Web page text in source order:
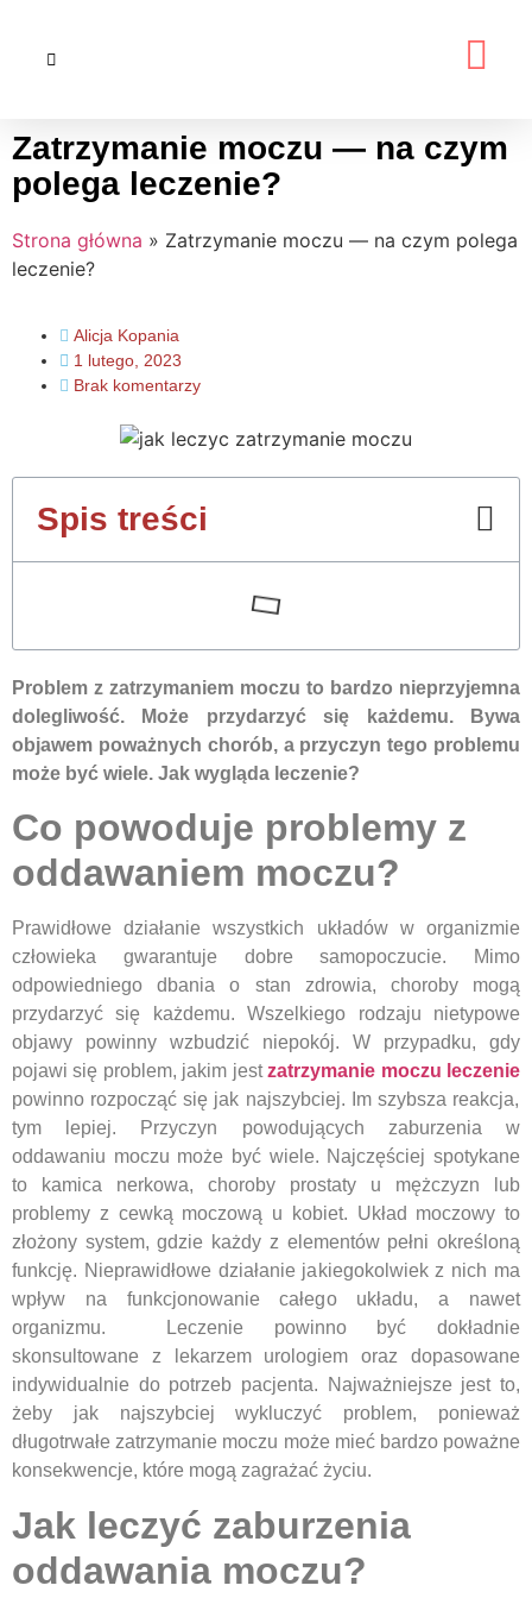
Zatrzymanie moczu — na czym
polega leczenie?
Strona główna » Zatrzymanie moczu — na czym polega
leczenie?
Alicja Kopania
1 lutego, 2023
Brak komentarzy
Spis treści
Problem z zatrzymaniem moczu to bardzo nieprzyjemna
dolegliwość. Może przydarzyć się każdemu. Bywa
objawem poważnych chorób, a przyczyn tego problemu
może być wiele. Jak wygląda leczenie?
Co powoduje problemy z
oddawaniem moczu?
Prawidłowe działanie wszystkich układów w organizmie
człowieka gwarantuje dobre samopoczucie. Mimo
odpowiedniego dbania o stan zdrowia, choroby mogą
przydarzyć się każdemu. Wszelkiego rodzaju nietypowe
objawy powinny wzbudzić niepokój. W przypadku, gdy
pojawi się problem, jakim jestzatrzymanie moczu leczenie
powinno rozpocząć się jak najszybciej. Im szybsza reakcja,
tym lepiej. Przyczyn powodujących zaburzenia w
oddawaniu moczu może być wiele. Najczęściej spotykane
to kamica nerkowa, choroby prostaty u mężczyzn lub
problemy z cewką moczową u kobiet. Układ moczowy to
złożony system, gdzie każdy z elementów pełni określoną
funkcję. Nieprawidłowe działanie jakiegokolwiek z nich ma
wpływ na funkcjonowanie całego układu, a nawet
organizmu. Leczenie powinno być dokładnie
skonsultowane z lekarzem urologiem oraz dopasowane
indywidualnie do potrzeb pacjenta. Najważniejsze jest to,
żeby jak najszybciej wykluczyć problem, ponieważ
długotrwałe zatrzymanie moczu może mieć bardzo poważne
konsekwencje, które mogą zagrażać życiu.
Jak leczyć zaburzenia
oddawania moczu?